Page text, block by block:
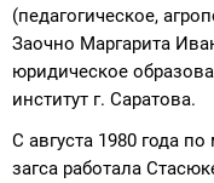
(педагогическое,
Заочно Маргарита
юридическое
институт г. Саратова.
С августа 1980 года
загса работала